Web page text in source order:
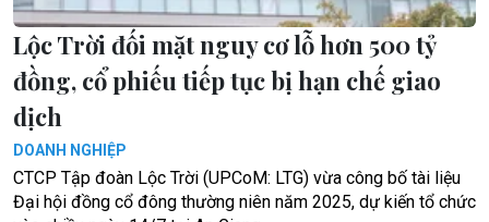
Lộc Trời đối mặt nguy cơ lỗ hơn 500 tỷ
đồng, cổ phiếu tiếp tục bị hạn chế giao
dịch
DOANH NGHIỆP
CTCP Tập đoàn Lộc Trời (UPCoM: LTG) vừa công bố tài liệu
Đại hội đồng cổ đông thường niên năm 2025, dự kiến tổ chức